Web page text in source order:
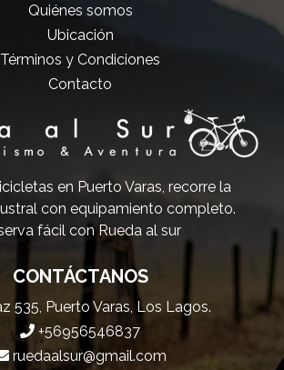
Quiénes somos
Ubicación
Términos y Condiciones
Contacto
en Puerto Varas, recorre la
con equipamiento completo.
fácil con Rueda al sur
CONTÁCTANOS
535, Puerto Varas, Los Lagos.
+56956546837
ruedaalsur@gmail.com